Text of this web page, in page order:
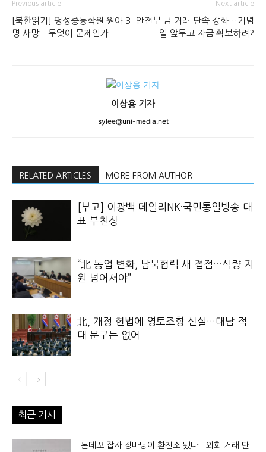
Previous article
[북한읽기] 평성중등학원 원아 3
명 사망…무엇이 문제인가
Next article
안전부 금 거래 단속 강화…기념
일 앞두고 자금 확보하려?
이상용 기자
sylee@uni-media.net
RELATED ARTICLES MORE FROM AUTHOR
[부고] 이광백 데일리NK·국민통일방송 대
표 부친상
“北 농업 변화, 남북협력 새 접점…식량 지
원 넘어서야”
北, 개정 헌법에 영토조항 신설…대남 적
대 문구는 없어
최근 기사
돈데꼬 잡자 장마당이 환전소 됐다…외화 거래 단